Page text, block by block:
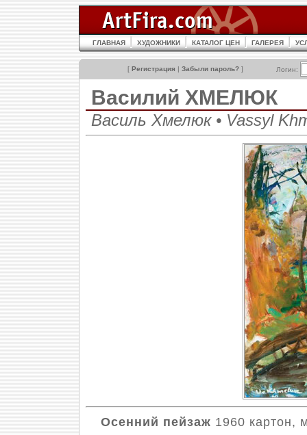
ГЛАВНАЯ ХУДОЖНИКИ КАТАЛОГ ЦЕН ГАЛЕРЕЯ
[ Регистрация | Забыли пароль? ] Логин:
Василий ХМЕЛЮК
Василь Хмелюк • Vassyl
Осенний пейзаж 1960 картон,